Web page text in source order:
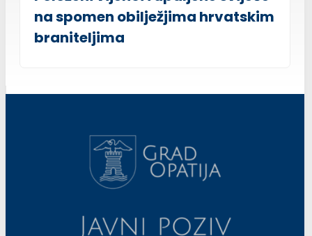
na spomen obilježjima hrvatskim
braniteljima